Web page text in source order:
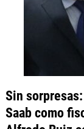
Sin
Saab como